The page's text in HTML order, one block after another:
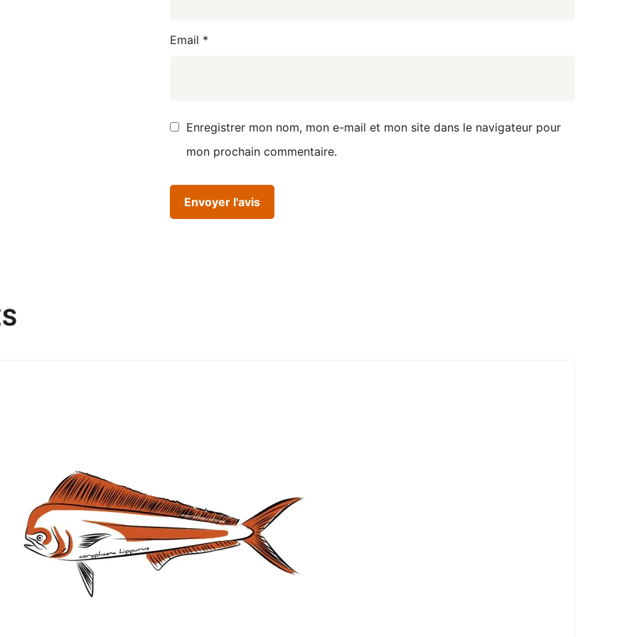
Email *
Enregistrer mon nom, mon e-mail et mon site dans le navigateur pour
mon prochain commentaire.